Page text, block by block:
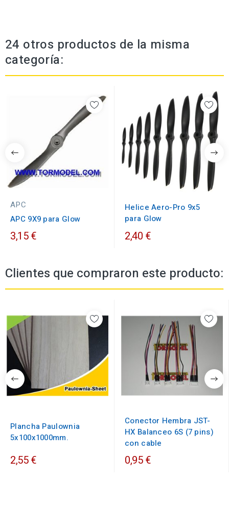
24 otros productos de la misma
categoría:
APC
APC 9X9 para Glow
3,15 €
Helice Aero-Pro 9x5
para Glow
2,40 €
Clientes que compraron este producto:
Plancha Paulownia
5x100x1000mm.
2,55 €
Conector Hembra JST-
HX Balanceo 6S (7 pins)
con cable
0,95 €